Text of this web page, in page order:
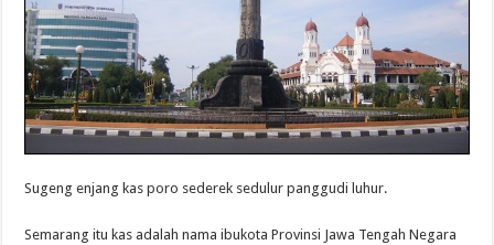
Sugeng enjang kas poro sederek sedulur panggudi luhur.
Semarang itu kas adalah nama ibukota Provinsi Jawa Tengah Negara